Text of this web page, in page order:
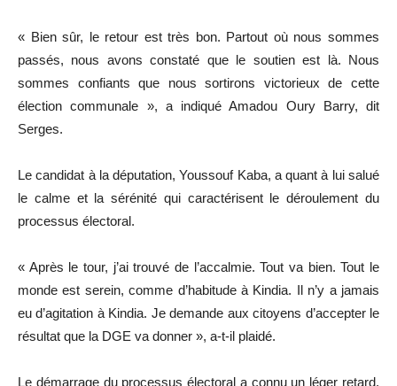
« Bien sûr, le retour est très bon. Partout où nous sommes
passés, nous avons constaté que le soutien est là. Nous
sommes confiants que nous sortirons victorieux de cette
élection communale », a indiqué Amadou Oury Barry, dit
Serges.
Le candidat à la députation, Youssouf Kaba, a quant à lui salué
le calme et la sérénité qui caractérisent le déroulement du
processus électoral.
« Après le tour, j’ai trouvé de l’accalmie. Tout va bien. Tout le
monde est serein, comme d’habitude à Kindia. Il n’y a jamais
eu d’agitation à Kindia. Je demande aux citoyens d’accepter le
résultat que la DGE va donner », a-t-il plaidé.
Le démarrage du processus électoral a connu un léger retard.